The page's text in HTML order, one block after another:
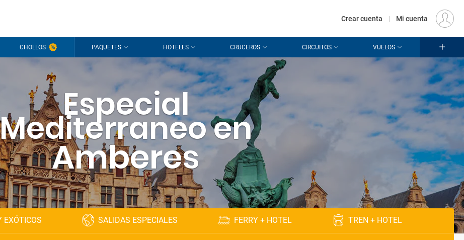
EUR
Crear cuenta | Mi cuenta
CHOLLOS PAQUETES HOTELES CRUCEROS CIRCUITOS VUELOS
Especial
Mediterraneo en
Amberes
EXÓTICOS SALIDAS ESPECIALES FERRY + HOTEL TREN + HOTEL